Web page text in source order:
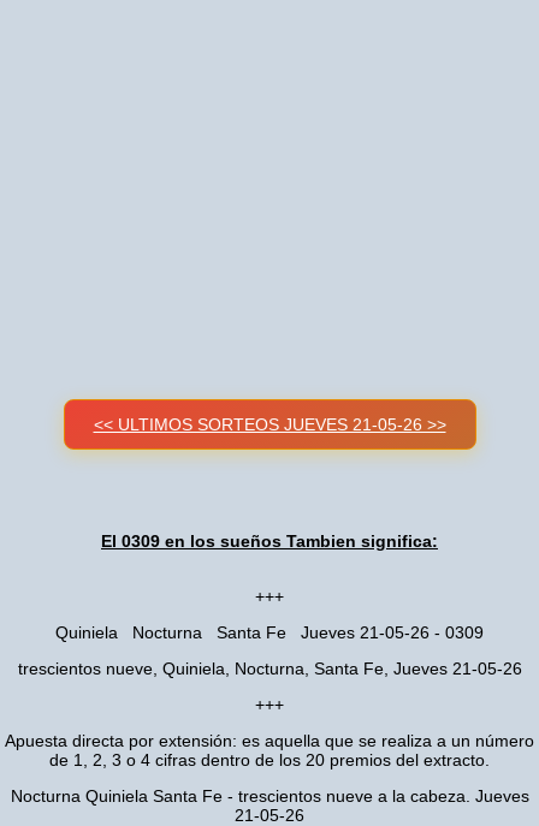
<< ULTIMOS SORTEOS JUEVES 21-05-26 >>
El 0309 en los sueños Tambien significa:
+++
Quiniela Nocturna Santa Fe Jueves 21-05-26 - 0309
trescientos nueve, Quiniela, Nocturna, Santa Fe, Jueves 21-05-26
+++
Apuesta directa por extensión: es aquella que se realiza a un número
de 1, 2, 3 o 4 cifras dentro de los 20 premios del extracto.
Nocturna Quiniela Santa Fe - trescientos nueve a la cabeza. Jueves
21-05-26